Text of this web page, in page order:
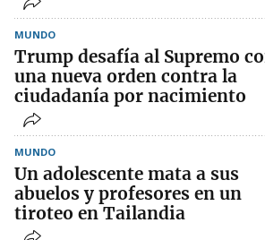
MUNDO
Trump desafía al Supremo
una nueva orden contra la
ciudadanía por nacimiento
MUNDO
Un adolescente mata a sus
abuelos y profesores en un
tiroteo en Tailandia